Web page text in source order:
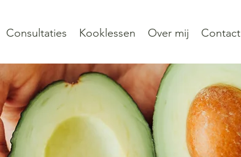
Consultaties Kooklessen Over mij Contact